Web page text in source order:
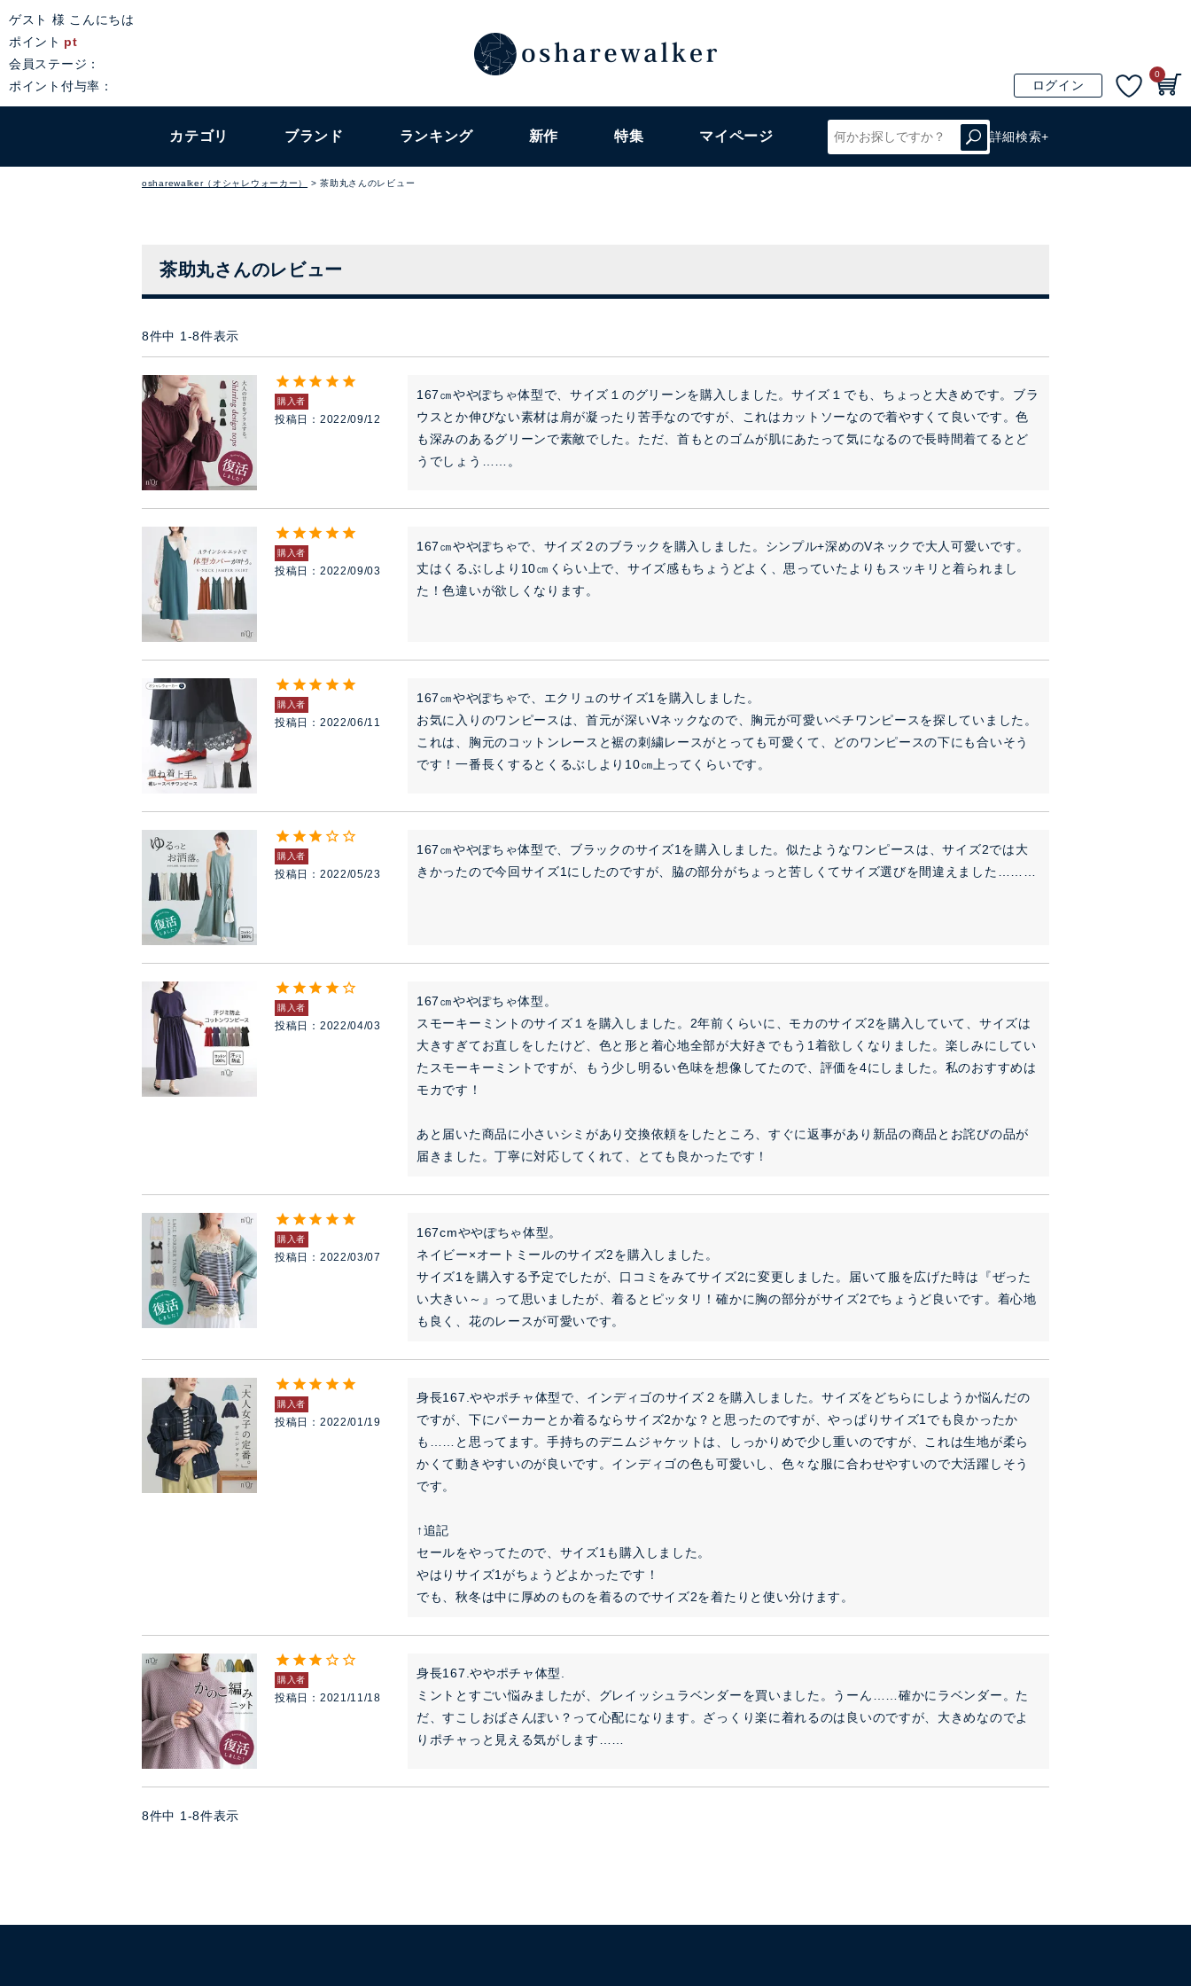
ゲスト 様 こんにちは
ポイント pt
会員ステージ：
ポイント付与率：
ログイン
0
カテゴリ ブランド ランキング 新作 特集 マイページ 詳細検索+
osharewalker（オシャレウォーカー） 茶助丸さんのレビュー
茶助丸さんのレビュー
8件中 1 -8件表示
購入者
投稿日 2022/09/12
167㎝ややぽちゃ体型で、サイズ１のグリーンを購入しました。サイズ１でも、ちょっと大きめです。ブラ
ウスとか伸びない素材は肩が凝ったり苦手なのですが、これはカットソーなので着やすくて良いです。色
も深みのあるグリーンで素敵でした。ただ、首もとのゴムが肌にあたって気になるので長時間着てるとど
うでしょう……。
購入者
投稿日 2022/09/03
167㎝ややぽちゃで、サイズ２のブラックを購入しました。シンプル+深めのVネックで大人可愛いです。
丈はくるぶしより10㎝くらい上で、サイズ感もちょうどよく、思っていたよりもスッキリと着られまし
た！色違いが欲しくなります。
購入者
投稿日 2022/06/11
167㎝ややぽちゃで、エクリュのサイズ1を購入しました。
お気に入りのワンピースは、首元が深いVネックなので、胸元が可愛いペチワンピースを探していました。
これは、胸元のコットンレースと裾の刺繍レースがとっても可愛くて、どのワンピースの下にも合いそう
です！一番長くするとくるぶしより10㎝上ってくらいです。
購入者
投稿日 2022/05/23
167㎝ややぽちゃ体型で、ブラックのサイズ1を購入しました。似たようなワンピースは、サイズ2では大
きかったので今回サイズ1にしたのですが、脇の部分がちょっと苦しくてサイズ選びを間違えました………
購入者
投稿日 2022/04/03
167㎝ややぽちゃ体型。
スモーキーミントのサイズ１を購入しました。2年前くらいに、モカのサイズ2を購入していて、サイズは
大きすぎてお直しをしたけど、色と形と着心地全部が大好きでもう1着欲しくなりました。楽しみにしてい
たスモーキーミントですが、もう少し明るい色味を想像してたので、評価を4にしました。私のおすすめは
モカです！
あと届いた商品に小さいシミがあり交換依頼をしたところ、すぐに返事があり新品の商品とお詫びの品が
届きました。丁寧に対応してくれて、とても良かったです！
購入者
投稿日 2022/03/07
167cmややぽちゃ体型。
ネイビー×オートミールのサイズ2を購入しました。
サイズ1を購入する予定でしたが、口コミをみてサイズ2に変更しました。届いて服を広げた時は『ぜった
い大きい～』って思いましたが、着るとピッタリ！確かに胸の部分がサイズ2でちょうど良いです。着心地
も良く、花のレースが可愛いです。
購入者
投稿日 2022/01/19
身長167.ややポチャ体型で、インディゴのサイズ２を購入しました。サイズをどちらにしようか悩んだの
ですが、下にパーカーとか着るならサイズ2かな？と思ったのですが、やっぱりサイズ1でも良かったか
も……と思ってます。手持ちのデニムジャケットは、しっかりめで少し重いのですが、これは生地が柔ら
かくて動きやすいのが良いです。インディゴの色も可愛いし、色々な服に合わせやすいので大活躍しそう
です。
↑追記
セールをやってたので、サイズ1も購入しました。
やはりサイズ1がちょうどよかったです！
でも、秋冬は中に厚めのものを着るのでサイズ2を着たりと使い分けます。
購入者
投稿日 2021/11/18
身長167.ややポチャ体型.
ミントとすごい悩みましたが、グレイッシュラベンダーを買いました。うーん……確かにラベンダー。た
だ、すこしおばさんぽい？って心配になります。ざっくり楽に着れるのは良いのですが、大きめなのでよ
りポチャっと見える気がします……
8件中 1 -8件表示